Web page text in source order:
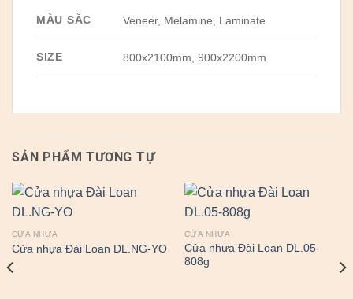
MÀU SẮC Veneer, Melamine, Laminate
SIZE 800x2100mm, 900x2200mm
SẢN PHẨM TƯƠNG TỰ
CỬA NHỰA
Cửa nhựa Đài Loan DL.NG-YO
CỬA NHỰA
Cửa nhựa Đài Loan DL.05-
808g